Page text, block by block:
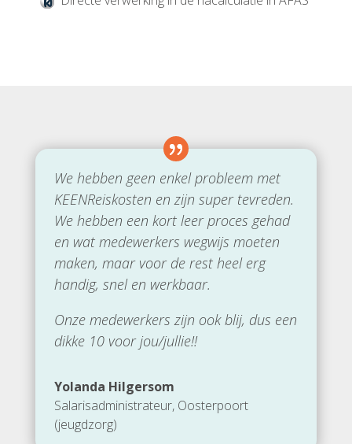
We hebben geen enkel probleem met
KEENReiskosten en zijn super tevreden.
We hebben een kort leer proces gehad
en wat medewerkers wegwijs moeten
maken, maar voor de rest heel erg
handig, snel en werkbaar.
Onze medewerkers zijn ook blij, dus een
dikke 10 voor jou/jullie!!
Yolanda Hilgersom
Salarisadministrateur, Oosterpoort
(jeugdzorg)